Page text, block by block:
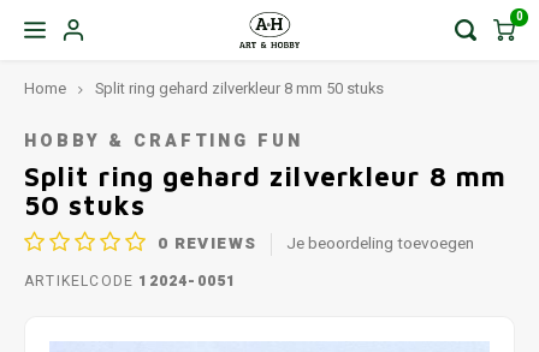
0
Home Split ring gehard zilverkleur 8 mm 50 stuks
HOBBY & CRAFTING FUN
Split ring gehard zilverkleur 8 mm
50 stuks
0 REVIEWS Je beoordeling toevoegen
ARTIKELCODE 12024-0051